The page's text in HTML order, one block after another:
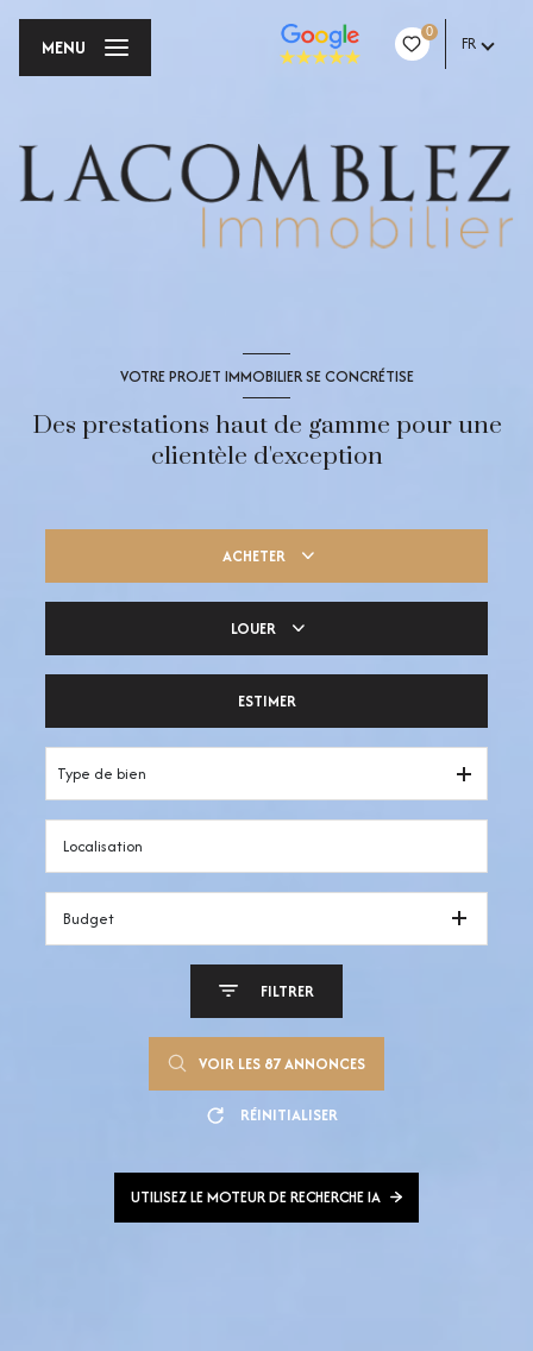
0
FR
MENU
VOTRE PROJET IMMOBILIER SE CONCRÉTISE
Des prestations haut de gamme pour une
clientèle d'exception
ACHETER
LOUER
ESTIMER
Type de bien
Budget
FILTRER
VOIR LES 87ANNONCES
RÉINITIALISER
UTILISEZ LE MOTEUR DE RECHERCHE IA